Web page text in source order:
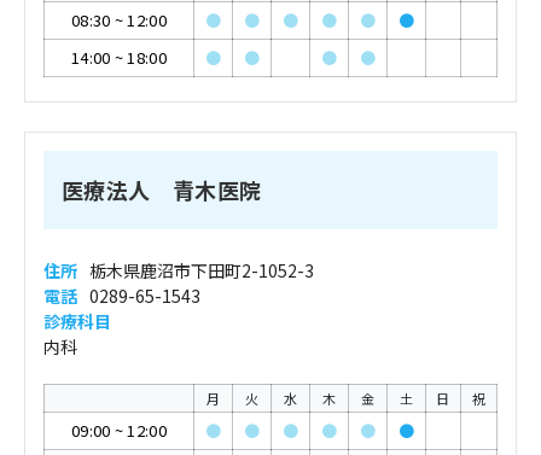
08:30 ~12:00 ● ● ● ● ●
●
14:00 ~18:00 ● ● ● ●
医療法人 青木医院
住所 栃木県鹿沼市下田町2-1052-3
電話 0289-65-1543
診療科目
内科
月 火 水 木 金 土 日 祝
09:00 ~12:00 ● ● ● ● ●
●